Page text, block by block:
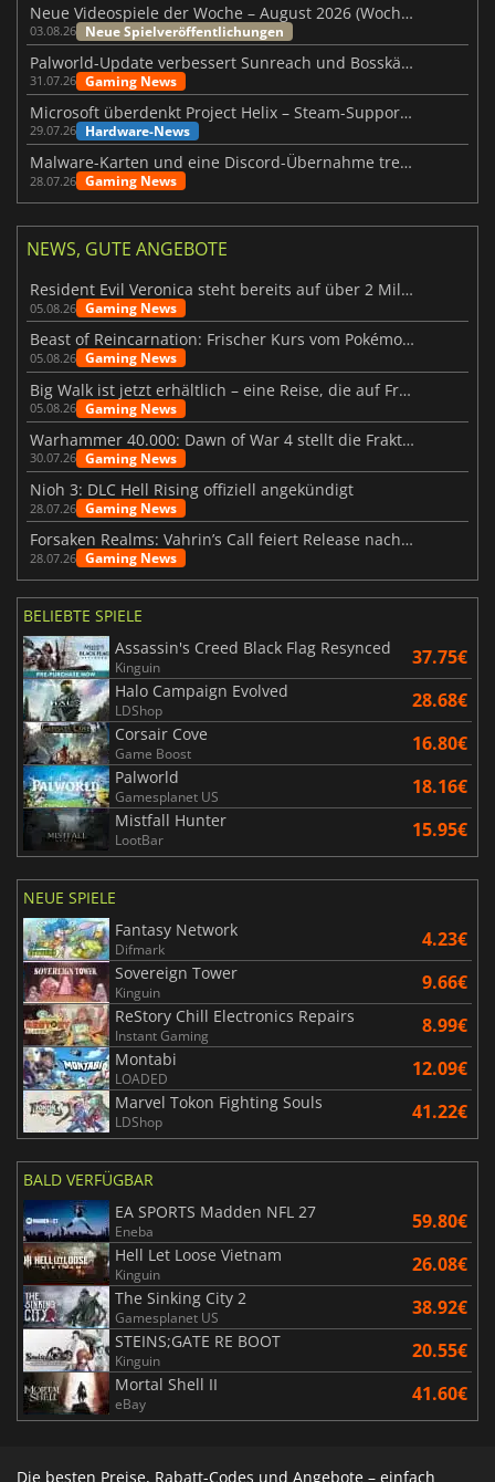
Neue Videospiele der Woche – August 2026 (Woche 32)
03.08.26 Neue Spielveröffentlichungen
Palworld-Update verbessert Sunreach und Bosskämpfe deutlich
31.07.26 Gaming News
Microsoft überdenkt Project Helix – Steam-Support gefährdet
29.07.26 Hardware-News
Malware-Karten und eine Discord-Übernahme treffen Meccha Chameleon
28.07.26 Gaming News
NEWS, GUTE ANGEBOTE
Resident Evil Veronica steht bereits auf über 2 Millionen Wunschlisten
05.08.26 Gaming News
Beast of Reincarnation: Frischer Kurs vom Pokémon-Studio
05.08.26 Gaming News
Big Walk ist jetzt erhältlich – eine Reise, die auf Freundschaft basiert
05.08.26 Gaming News
Warhammer 40.000: Dawn of War 4 stellt die Fraktion der Necrons vor
30.07.26 Gaming News
Nioh 3: DLC Hell Rising offiziell angekündigt
28.07.26 Gaming News
Forsaken Realms: Vahrin’s Call feiert Release nach 10 Jahren
28.07.26 Gaming News
BELIEBTE SPIELE
Assassin's Creed Black Flag Resynced
Kinguin 37.75€
Halo Campaign Evolved
LDShop 28.68€
Corsair Cove
Game Boost 16.80€
Palworld
Gamesplanet US 18.16€
Mistfall Hunter
LootBar 15.95€
NEUE SPIELE
Fantasy Network
Difmark 4.23€
Sovereign Tower
Kinguin 9.66€
ReStory Chill Electronics Repairs
Instant Gaming 8.99€
Montabi
LOADED 12.09€
Marvel Tokon Fighting Souls
LDShop 41.22€
BALD VERFÜGBAR
EA SPORTS Madden NFL 27
Eneba 59.80€
Hell Let Loose Vietnam
Kinguin 26.08€
The Sinking City 2
Gamesplanet US 38.92€
STEINS;GATE RE BOOT
Kinguin 20.55€
Mortal Shell II
eBay 41.60€
Die besten Preise, Rabatt-Codes und Angebote – einfach